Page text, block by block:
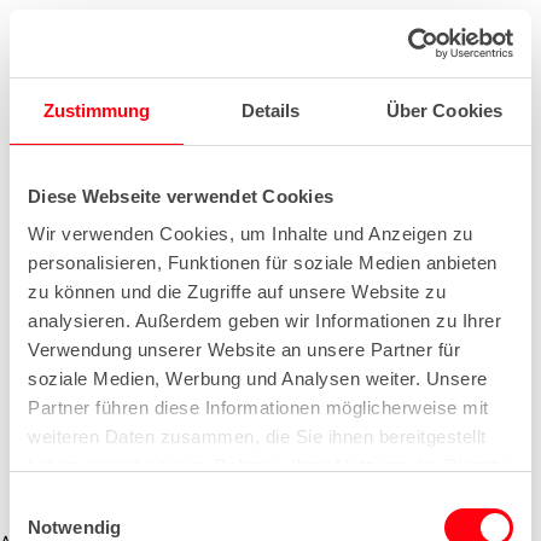
Zustimmung Details Über Cookies
Diese Webseite verwendet Cookies
Wir verwenden Cookies, um Inhalte und Anzeigen zu
personalisieren, Funktionen für soziale Medien anbieten
zu können und die Zugriffe auf unsere Website zu
analysieren. Außerdem geben wir Informationen zu Ihrer
Verwendung unserer Website an unsere Partner für
soziale Medien, Werbung und Analysen weiter. Unsere
Partner führen diese Informationen möglicherweise mit
weiteren Daten zusammen, die Sie ihnen bereitgestellt
Notwendig